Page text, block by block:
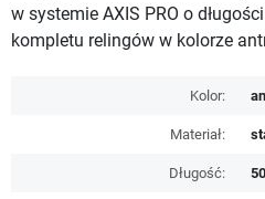
w systemie AXIS PRO o
kompletu relingów w kolorze
Kolor:
Materiał:
Długość: